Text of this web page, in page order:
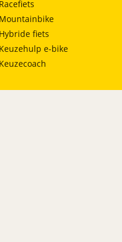
Racefiets
Mountainbike
Hybride fiets
Keuzehulp e-bike
Keuzecoach